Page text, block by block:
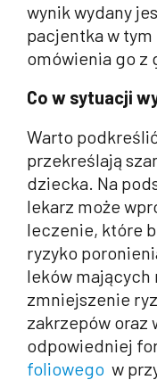
wynik wydany
pacjentka w
omówienia go z
Co w sytuacji
Warto
przekreślają
dziecka. Na
lekarz może
leczenie, które
ryzyko
leków
zmniejszenie
zakrzepów oraz
odpowiedniej
foliowego w